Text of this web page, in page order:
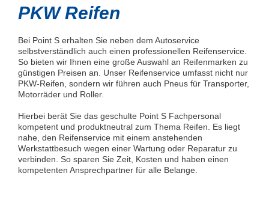
PKW Reifen
Bei Point S erhalten Sie neben dem Autoservice
selbstverständlich auch einen professionellen Reifenservice.
So bieten wir Ihnen eine große Auswahl an Reifenmarken zu
günstigen Preisen an. Unser Reifenservice umfasst nicht nur
PKW-Reifen, sondern wir führen auch Pneus für Transporter,
Motorräder und Roller.
Hierbei berät Sie das geschulte Point S Fachpersonal
kompetent und produktneutral zum Thema Reifen. Es liegt
nahe, den Reifenservice mit einem anstehenden
Werkstattbesuch wegen einer Wartung oder Reparatur zu
verbinden. So sparen Sie Zeit, Kosten und haben einen
kompetenten Ansprechpartner für alle Belange.